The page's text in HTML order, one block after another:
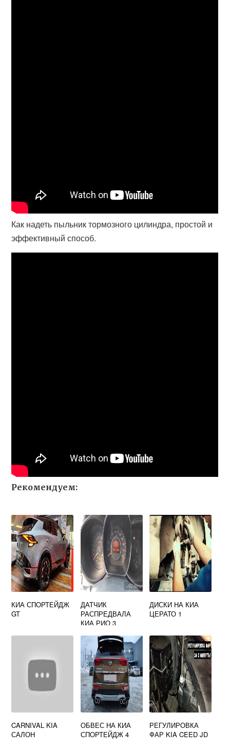
Как надеть пыльник тормозного цилиндра, простой и
эффективный способ.
Рекомендуем:
КИА СПОРТЕЙДЖ
GT
ДАТЧИК
РАСПРЕДВАЛА
КИА РИО 3
ДИСКИ НА КИА
ЦЕРАТО 1
CARNIVAL KIA
САЛОН
ОБВЕС НА КИА
СПОРТЕЙДЖ 4
РЕГУЛИРОВКА
ФАР KIA CEED JD